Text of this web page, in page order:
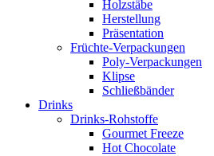
Holzstäbe
Herstellung
Präsentation
Früchte-Verpackungen
Poly-Verpackungen
Klipse
Schließbänder
Drinks
Drinks-Rohstoffe
Gourmet Freeze
Hot Chocolate